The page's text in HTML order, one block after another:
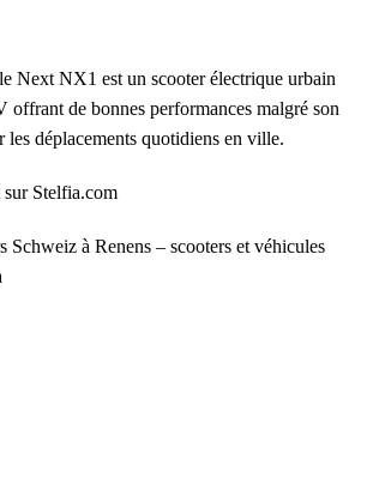
Next NX1 est un scooter électrique urbain
offrant de bonnes performances malgré son
les déplacements quotidiens en ville.
Stelfia.com